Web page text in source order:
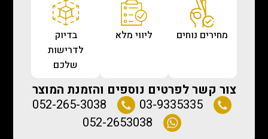
מחירים נוחים ליווי מלא
בדיוק
לדרישות
שלכם
צור קשר לפרטים נוספים והזמנת המוצר
03-9335335
052-265-3038
052-2653038